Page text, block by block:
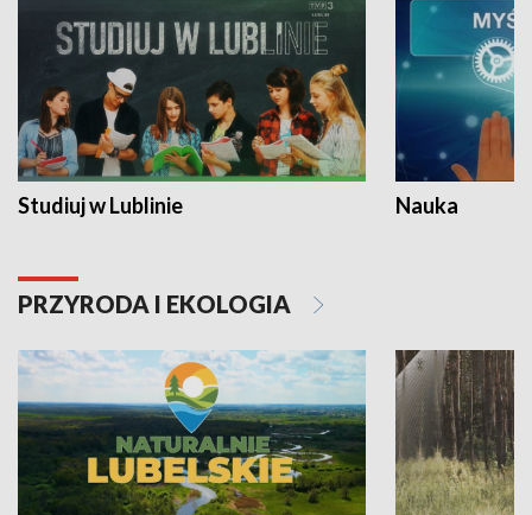
Studiuj w Lublinie Nauka
PRZYRODA I EKOLOGIA